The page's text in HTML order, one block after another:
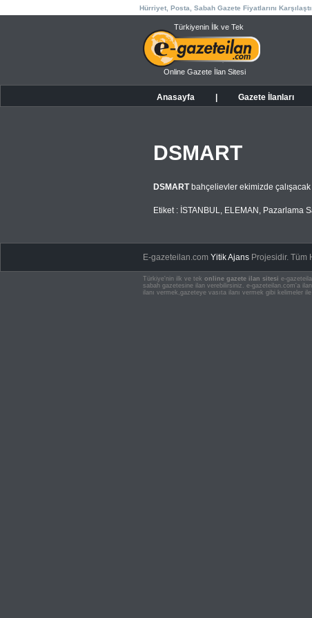
Hürriyet, Posta, Sabah Gazete Fiyatlarını
Türkiyenin İlk ve Tek
Online Gazete İlan Sitesi
Anasayfa Gazete İlanları
DSMART
DSMARTbahçelievler ekimizde
Etiket : İSTANBUL, ELEMAN , Pazarlama
E-gazeteilan.comYitik Ajans Projesidir.Tüm
Türkiye'nin ilk ve tek online gazete ilan sitesi e-
sabah gazetesine ilan verebilirsiniz. e-gazeteilan.com'a
ilanı vermek,gazeteye vasıta ilanı vermek gibi kelimeler